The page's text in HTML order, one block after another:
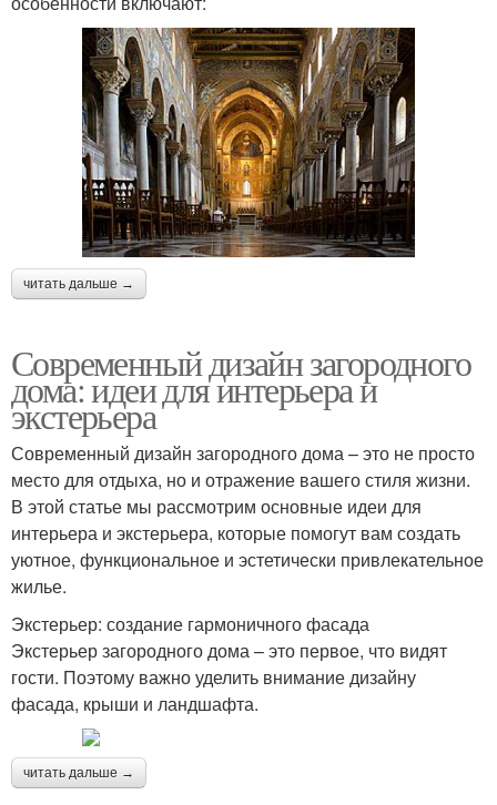
читать дальше →
Современный дизайн загородного
дома: идеи для интерьера и
экстерьера
Современный дизайн загородного дома – это не просто
место для отдыха, но и отражение вашего стиля жизни.
В этой статье мы рассмотрим основные идеи для
интерьера и экстерьера, которые помогут вам создать
уютное, функциональное и эстетически привлекательное
жилье.
Экстерьер: создание гармоничного фасада
Экстерьер загородного дома – это первое, что видят
гости. Поэтому важно уделить внимание дизайну
фасада, крыши и ландшафта.
читать дальше →